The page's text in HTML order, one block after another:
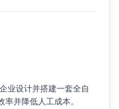
业设计并搭建一套全自
并降低人工成本。